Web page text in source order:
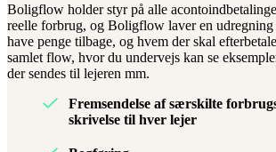
Boligflow holder styr på alle
reelle forbrug, og Boligflow laver en udregning
have penge tilbage, og hvem der skal
samlet flow, hvor du undervejs kan se
der sendes til lejeren mm.
Fremsendelse af særskilte
skrivelse til hver lejer